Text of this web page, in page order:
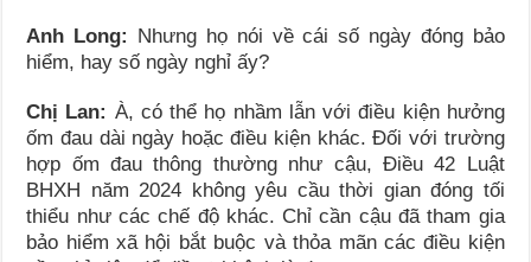
Anh Long: Nhưng họ nói về cái số ngày đóng bảo
hiểm, hay số ngày nghỉ ấy?
Chị Lan: À, có thể họ nhầm lẫn với điều kiện hưởng
ốm đau dài ngày hoặc điều kiện khác. Đối với trường
hợp ốm đau thông thường như cậu, Điều 42 Luật
BHXH năm 2024 không yêu cầu thời gian đóng tối
thiểu như các chế độ khác. Chỉ cần cậu đã tham gia
bảo hiểm xã hội bắt buộc và thỏa mãn các điều kiện